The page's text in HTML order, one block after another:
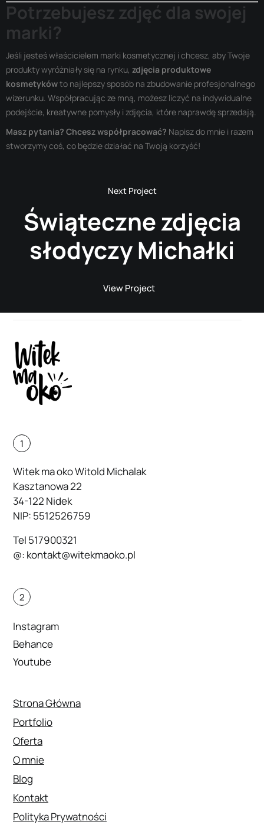
Potrzebujesz zdjęć dla swojej
marki?
Jeśli jesteś właścicielem marki kosmetycznej i chcesz, aby Twoje
produkty wyróżniały się na rynku, zdjęcia produktowe
kosmetykówto najlepszy sposób na zbudowanie profesjonalnego
wizerunku. Współpracując ze mną, możesz liczyć na indywidualne
podejście, kreatywne pomysły i zdjęcia, które naprawdę sprzedają.
Masz pytania? Chcesz współpracować? Napisz do mnie i razem
stworzymy coś, co będzie działać na Twoją korzyść!
View Project
Świąteczne zdjęcia
słodyczy Michałki
1
Witek ma oko Witold Michalak
Kasztanowa 22
34-122 Nidek
NIP: 5512526759
Tel 517900321
@: kontakt@witekmaoko.pl
2
Instagram
Behance
Youtube
Strona Główna
Portfolio
Oferta
O mnie
Blog
Kontakt
Polityka Prywatności